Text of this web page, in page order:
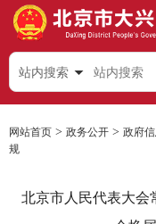
站内搜索
网站首页 > 政务公开 > 政府
规
北京市人民代表大会